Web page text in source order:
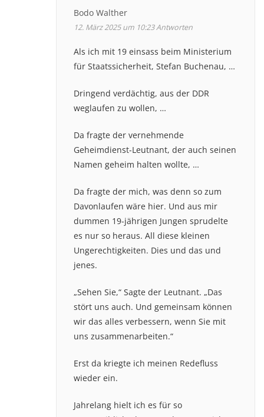
Bodo Walther
12. März 2025 um 10:23Antworten
Als ich mit 19 einsass beim Ministerium
für Staatssicherheit, Stefan Buchenau, …
Dringend verdächtig, aus der DDR
weglaufen zu wollen, …
Da fragte der vernehmende
Geheimdienst-Leutnant, der auch seinen
Namen geheim halten wollte, …
Da fragte der mich, was denn so zum
Davonlaufen wäre hier. Und aus mir
dummen 19-jährigen Jungen sprudelte
es nur so heraus. All diese kleinen
Ungerechtigkeiten. Dies und das und
jenes.
„Sehen Sie,“ Sagte der Leutnant. „Das
stört uns auch. Und gemeinsam können
wir das alles verbessern, wenn Sie mit
uns zusammenarbeiten.“
Erst da kriegte ich meinen Redefluss
wieder ein.
Jahrelang hielt ich es für so